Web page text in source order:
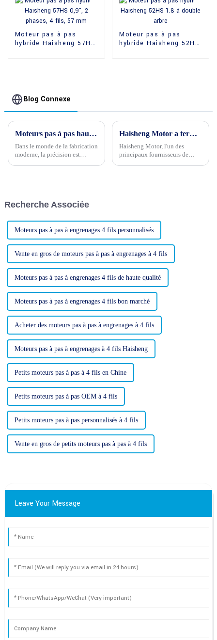
Moteur pas à pas
hybride Haisheng 57HS
Moteur pas à pas
hybride Haisheng 52HS
Blog Connexe
Moteurs pas à pas hautes performances : alimenter les machines CNC de précision
Dans le monde de la fabrication
moderne, la précision est
matériaux avancés pour
Haisheng Motor a terminé avec succès les tests et l'emballage du moteur pas à pas 20PM conçu sur mesure pour ses clients
Haisheng Motor, l'un des
principaux fournisseurs de
Recherche Associée
Moteurs pas à pas à engrenages 4 fils personnalisés
Vente en gros de moteurs pas à pas à engrenages à 4 fils
Moteurs pas à pas à engrenages 4 fils de haute qualité
Moteurs pas à pas à engrenages 4 fils bon marché
Acheter des moteurs pas à pas à engrenages à 4 fils
Moteurs pas à pas à engrenages à 4 fils Haisheng
Petits moteurs pas à pas à 4 fils en Chine
Petits moteurs pas à pas OEM à 4 fils
Petits moteurs pas à pas personnalisés à 4 fils
Vente en gros de petits moteurs pas à pas à 4 fils
Leave Your Message